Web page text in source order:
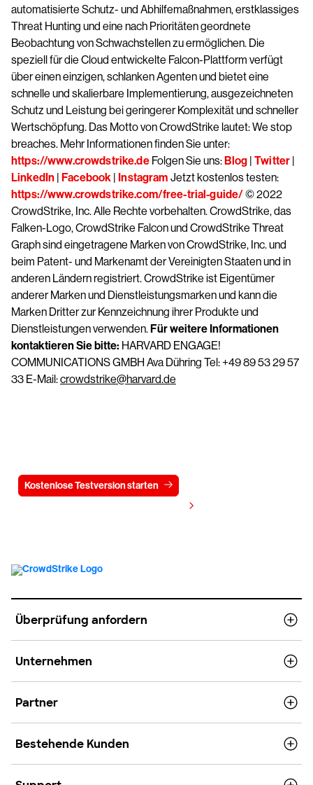
automatisierte Schutz- und Abhilfemaßnahmen, erstklassiges
Threat Hunting und eine nach Prioritäten geordnete
Beobachtung von Schwachstellen zu ermöglichen. Die
speziell für die Cloud entwickelte Falcon-Plattform verfügt
über einen einzigen, schlanken Agenten und bietet eine
schnelle und skalierbare Implementierung, ausgezeichneten
Schutz und Leistung bei geringerer Komplexität und schneller
Wertschöpfung. Das Motto von CrowdStrike lautet: We stop
breaches. Mehr Informationen finden Sie unter:
https://www.crowdstrike.deFolgen Sie uns:Blog |Twitter |
LinkedIn |Facebook |Instagram Jetzt kostenlos testen:
https://www.crowdstrike.com/free-trial-guide/© 2022
CrowdStrike, Inc. Alle Rechte vorbehalten. CrowdStrike, das
Falken-Logo, CrowdStrike Falcon und CrowdStrike Threat
Graph sind eingetragene Marken von CrowdStrike, Inc. und
beim Patent- und Markenamt der Vereinigten Staaten und in
anderen Ländern registriert. CrowdStrike ist Eigentümer
anderer Marken und Dienstleistungsmarken und kann die
Marken Dritter zur Kennzeichnung ihrer Produkte und
Dienstleistungen verwenden.Für weitere Informationen
kontaktieren Sie bitte: HARVARD ENGAGE!
COMMUNICATIONS GMBH Ava Dühring Tel: +49 89 53 29 57
33 E-Mail:crowdstrike@harvard.de
Kostenlose Testversion starten
Überprüfung anfordern
Unternehmen
Partner
Bestehende Kunden